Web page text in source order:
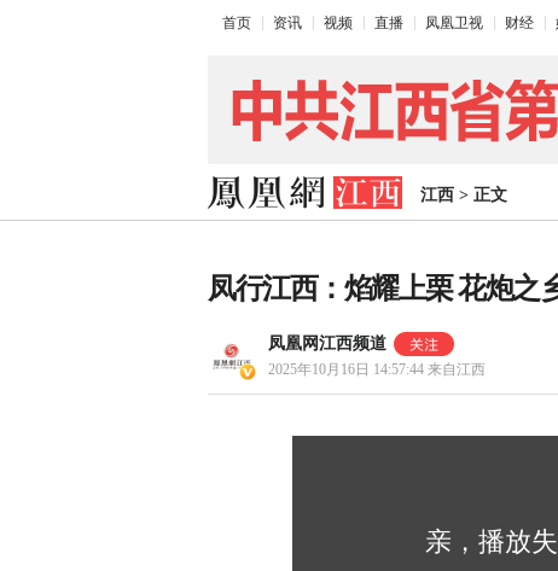
首页 资讯 视频 直播 凤凰卫视 财经
江西 > 正文
凤行江西：焰耀上栗 花炮之
凤凰网江西频道
2025年10月16日 14:57:44 来自江西
亲，播放